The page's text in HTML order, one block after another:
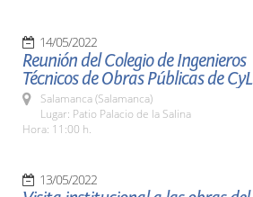
14/05/2022
Reunión del Colegio de Ingenieros
Técnicos de Obras Públicas de CyL
Salamanca (Salamanca)
Lugar: Patio Palacio de la Salina
Hora: 11:00 h.
13/05/2022